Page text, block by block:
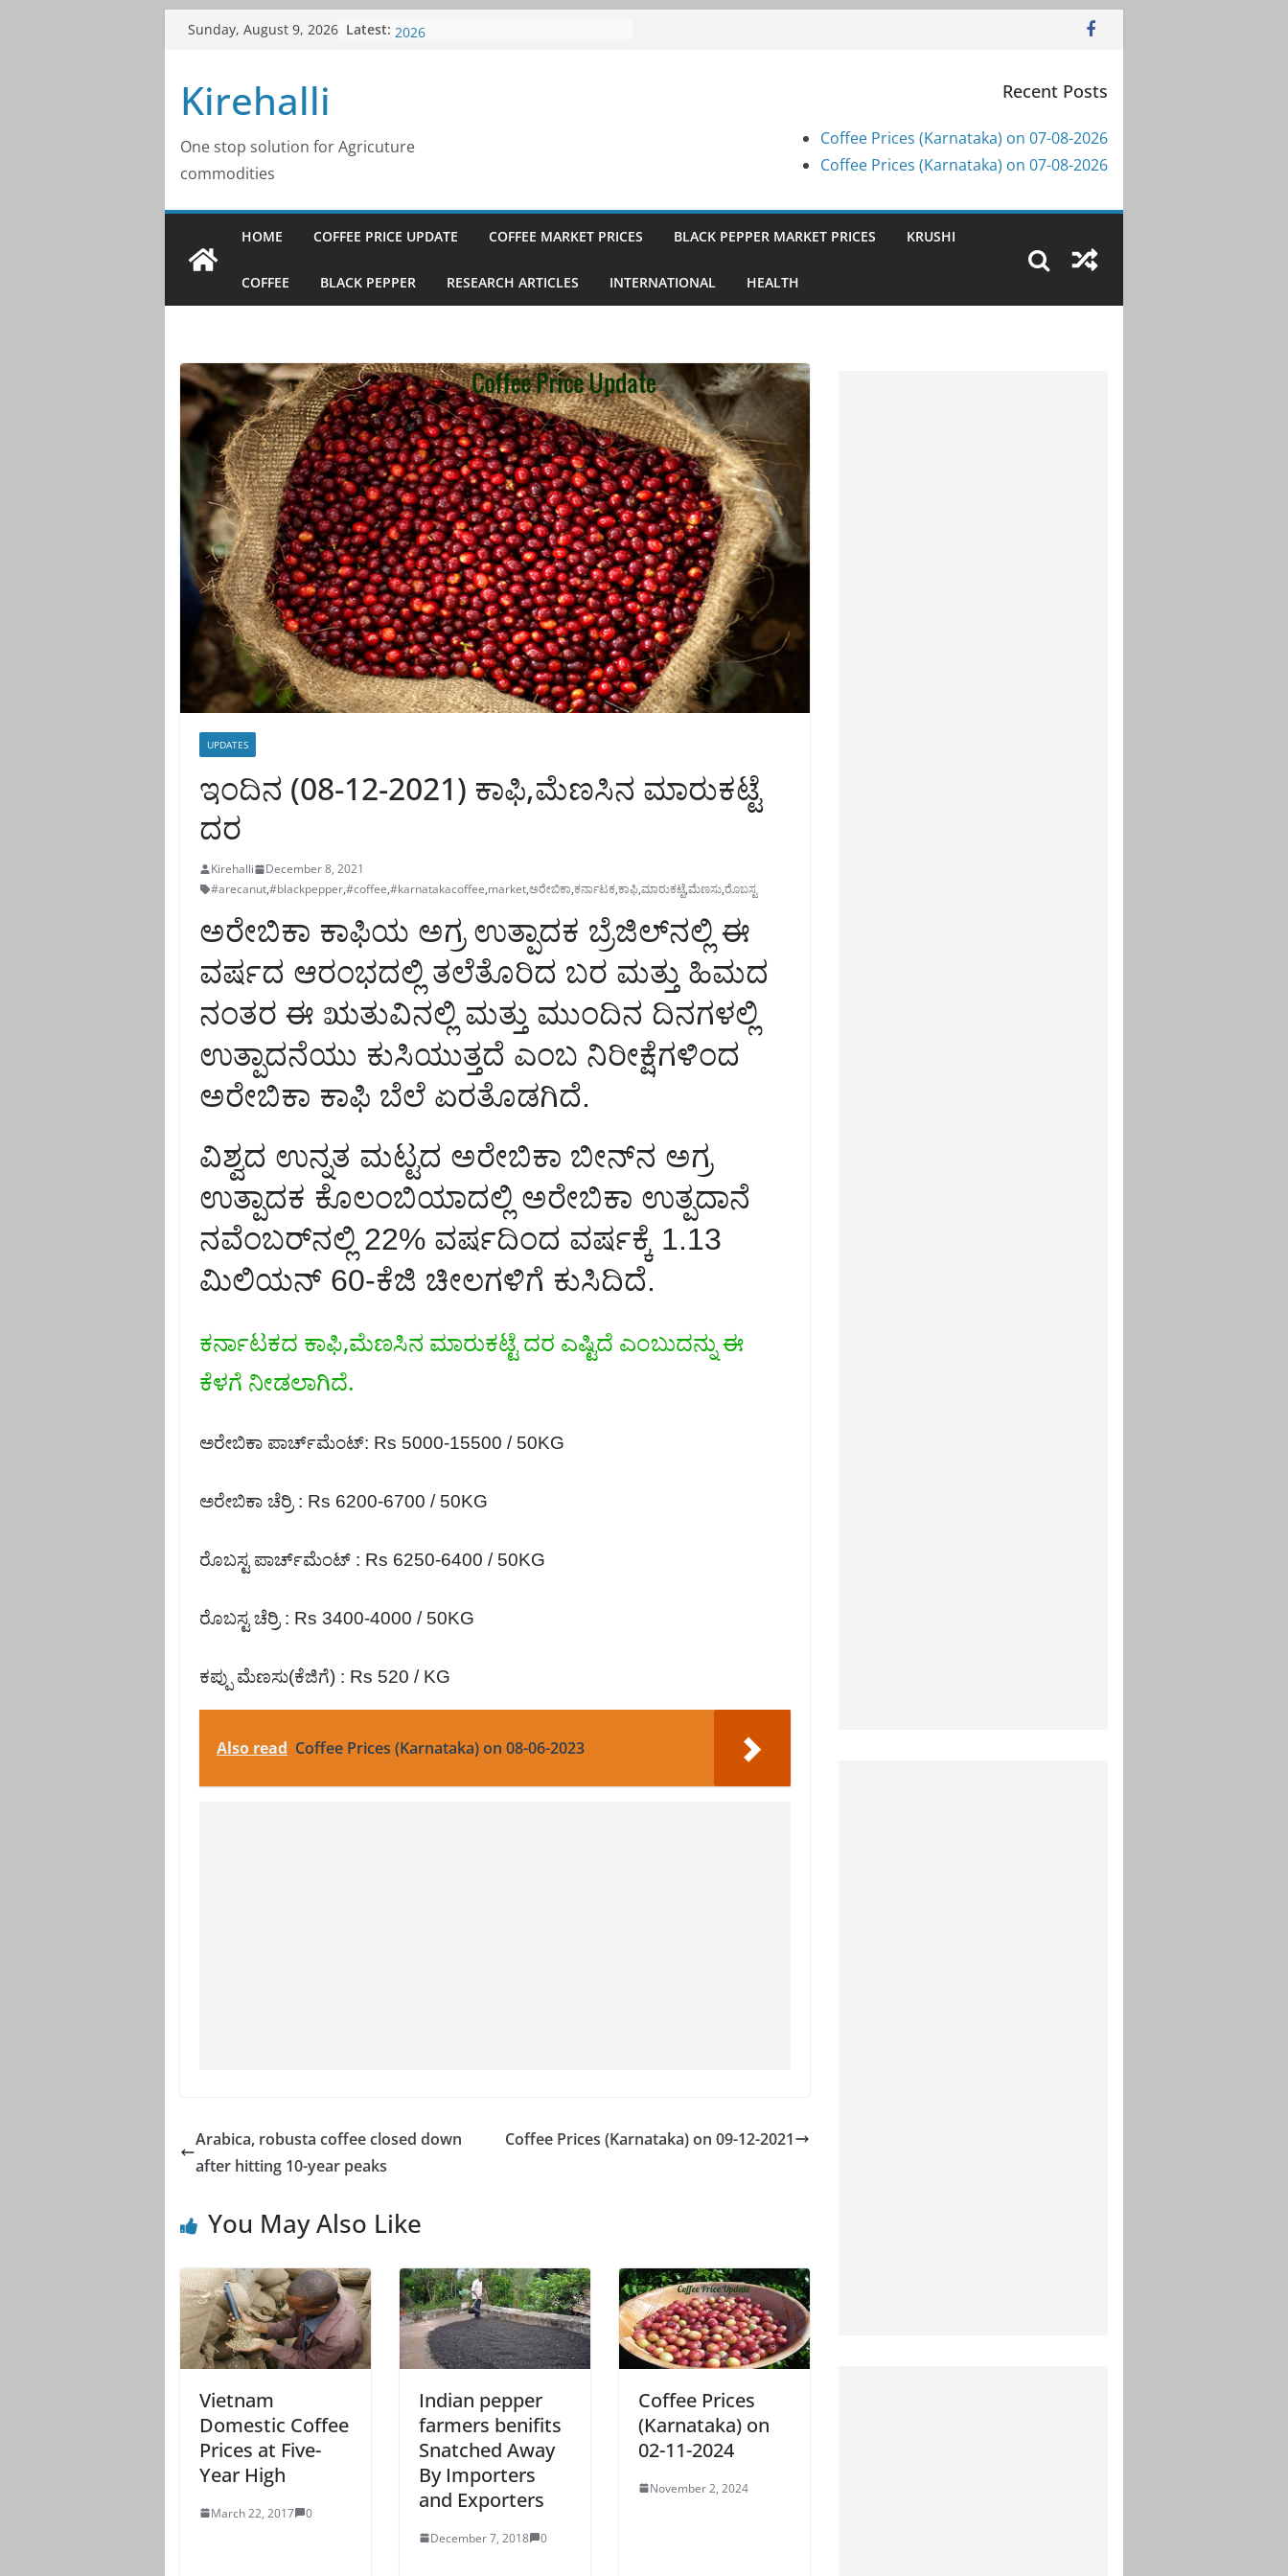
SkipSunday, August 9, 2026 Latest: Coffee Prices (Karnataka) on 07-08-
Coffee Prices (Karnataka) on 05-08-
Kirehalli
One stop solution for Agricuture
commodities
Recent Posts
Coffee Prices (Karnataka) on 07-08-2026
Coffee Prices (Karnataka) on 07-08-2026
HOME COFFEE PRICE UPDATE COFFEE MARKET PRICES BLACK PEPPER MARKET PRICES KRUSHI
COFFEE BLACK PEPPER RESEARCH ARTICLES INTERNATIONAL HEALTH
UPDATES
ಇಂದಿನ (08-12-2021) ಕಾಫಿ,ಮೆಣಸಿನ ಮಾರುಕಟ್ಟೆ
ದರ
Kirehalli
December 8, 2021
#arecanut,#blackpepper,#coffee,#karnatakacoffee,market,ಅರೇಬಿಕಾ,ಕರ್ನಾಟಕ,ಕಾಫಿ,ಮಾರುಕಟ್ಟೆ,ಮೆಣಸು,ರೊಬಸ್ಟ
ಅರೇಬಿಕಾ ಕಾಫಿಯ ಅಗ್ರ ಉತ್ಪಾದಕ ಬ್ರೆಜಿಲ್‌ನಲ್ಲಿ ಈ
ವರ್ಷದ ಆರಂಭದಲ್ಲಿ ತಲೆತೊರಿದ ಬರ ಮತ್ತು ಹಿಮದ
ನಂತರ ಈ ಋತುವಿನಲ್ಲಿ ಮತ್ತು ಮುಂದಿನ ದಿನಗಳಲ್ಲಿ
ಉತ್ಪಾದನೆಯು ಕುಸಿಯುತ್ತದೆ ಎಂಬ ನಿರೀಕ್ಷೆಗಳಿಂದ
ಅರೇಬಿಕಾ ಕಾಫಿ ಬೆಲೆ ಏರತೊಡಗಿದೆ.
ವಿಶ್ವದ ಉನ್ನತ ಮಟ್ಟದ ಅರೇಬಿಕಾ ಬೀನ್‌ನ ಅಗ್ರ
ಉತ್ಪಾದಕ ಕೊಲಂಬಿಯಾದಲ್ಲಿ ಅರೇಬಿಕಾ ಉತ್ಪದಾನೆ
ನವೆಂಬರ್‌ನಲ್ಲಿ 22% ವರ್ಷದಿಂದ ವರ್ಷಕ್ಕೆ 1.13
ಮಿಲಿಯನ್ 60-ಕೆಜಿ ಚೀಲಗಳಿಗೆ ಕುಸಿದಿದೆ.
ಕರ್ನಾಟಕದ ಕಾಫಿ,ಮೆಣಸಿನ ಮಾರುಕಟ್ಟೆ ದರ ಎಷ್ಟಿದೆ ಎಂಬುದನ್ನು ಈ
ಕೆಳಗೆ ನೀಡಲಾಗಿದೆ.
ಅರೇಬಿಕಾ ಪಾರ್ಚ್‌ಮೆಂಟ್: Rs 5000-15500 / 50KG
ಅರೇಬಿಕಾ ಚೆರ್ರಿ : Rs 6200-6700 / 50KG
ರೊಬಸ್ಟ ಪಾರ್ಚ್‌ಮೆಂಟ್ : Rs 6250-6400 / 50KG
ರೊಬಸ್ಟ ಚೆರ್ರಿ : Rs 3400-4000 / 50KG
ಕಪ್ಪು ಮೆಣಸು(ಕೆಜಿಗೆ) : Rs 520 / KG
Also read Coffee Prices (Karnataka) on 08-06-2023
Arabica, robusta coffee closed down
after hitting 10-year peaks
Coffee Prices (Karnataka) on 09-12-2021
You May Also Like
Vietnam
Domestic Coffee
Prices at Five-
Year High
March 22, 2017 0
Indian pepper
farmers benifits
Snatched Away
By Importers
and Exporters
December 7, 2018 0
Coffee Prices
(Karnataka) on
02-11-2024
November 2, 2024